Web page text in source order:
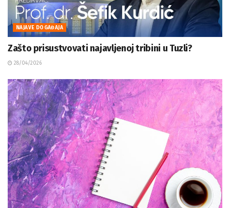
NAJAVE DOGAĐAJA
Zašto prisustvovati najavljenoj tribini u Tuzli?
28/04/2026